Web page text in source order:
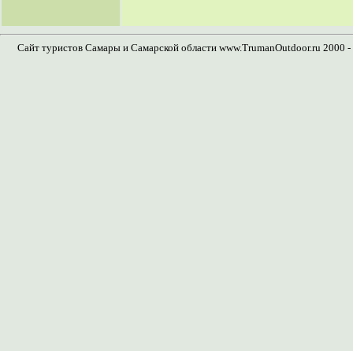
Сайт туристов Самары и Самарской области www.TrumanOutdoor.ru 2000